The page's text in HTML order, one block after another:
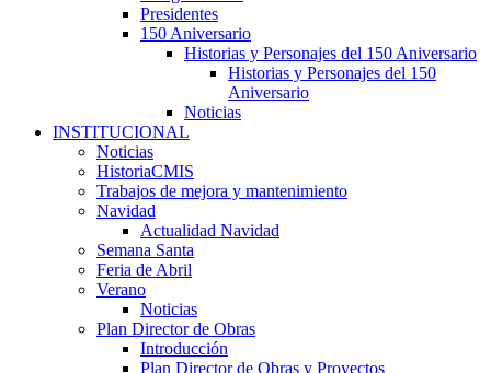
Presidentes
150 Aniversario
Historias y Personajes del 150 Aniversario
Historias y Personajes del 150
Aniversario
Noticias
INSTITUCIONAL
Noticias
HistoriaCMIS
Trabajos de mejora y mantenimiento
Navidad
Actualidad Navidad
Semana Santa
Feria de Abril
Verano
Noticias
Plan Director de Obras
Introducción
Plan Director de Obras y Proyectos